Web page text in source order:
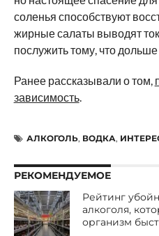
соленья способствуют
жирные салаты выводят
послужить тому, что
Ранее рассказывали о том,
зависимость.
АЛКОГОЛЬ, ВОДКА,
РЕКОМЕНДУЕМОЕ
Рейтинг
алкоголя,
организм